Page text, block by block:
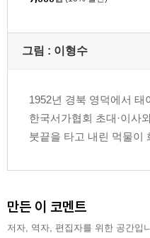
그림 : 이형수
1952년 경북 영덕에서 태
한국서가협회 초대·이사
붓끝을 타고 내린 먹물이
만든 이 코멘트
저자, 역자, 편집자를 위한 공간입